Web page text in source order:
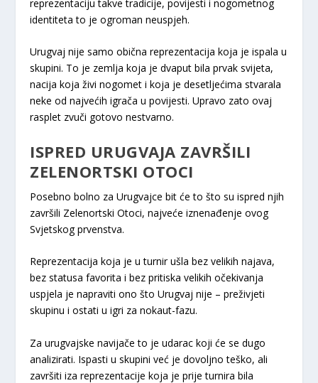
reprezentaciju takve tradicije, povijesti i nogometnog
identiteta to je ogroman neuspjeh.
Urugvaj nije samo obična reprezentacija koja je ispala u
skupini. To je zemlja koja je dvaput bila prvak svijeta,
nacija koja živi nogomet i koja je desetljećima stvarala
neke od najvećih igrača u povijesti. Upravo zato ovaj
rasplet zvuči gotovo nestvarno.
ISPRED URUGVAJA ZAVRŠILI
ZELENORTSKI OTOCI
Posebno bolno za Urugvajce bit će to što su ispred njih
završili Zelenortski Otoci, najveće iznenađenje ovog
Svjetskog prvenstva.
Reprezentacija koja je u turnir ušla bez velikih najava,
bez statusa favorita i bez pritiska velikih očekivanja
uspjela je napraviti ono što Urugvaj nije – preživjeti
skupinu i ostati u igri za nokaut-fazu.
Za urugvajske navijače to je udarac koji će se dugo
analizirati. Ispasti u skupini već je dovoljno teško, ali
završiti iza reprezentacije koja je prije turnira bila